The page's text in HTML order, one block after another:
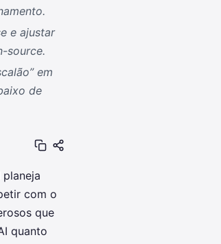
e ajustar
source.
em
de
com o
que
quanto